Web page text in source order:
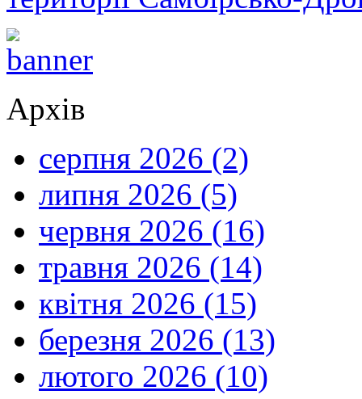
Архів
серпня 2026 (2)
липня 2026 (5)
червня 2026 (16)
травня 2026 (14)
квітня 2026 (15)
березня 2026 (13)
лютого 2026 (10)